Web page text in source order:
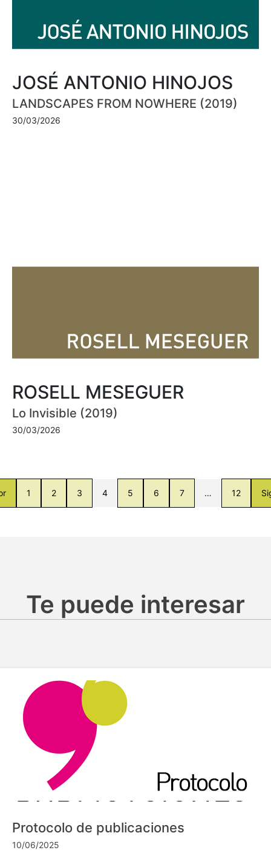
JOSÉ ANTONIO HINOJOS
LANDSCAPES FROM NOWHERE (2019)
30/03/2026
ROSELL MESEGUER
Lo Invisible (2019)
30/03/2026
1 2 3 4 5 6 7 … 12
Te puede interesar
Protocolo de publicaciones
10/06/2025